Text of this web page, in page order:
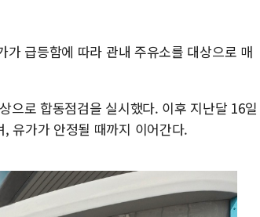
급등함에 따라 관내 주유소를 대상으로 매
으로 합동점검을 실시했다. 이후 지난달 16일
유가가 안정될 때까지 이어간다.